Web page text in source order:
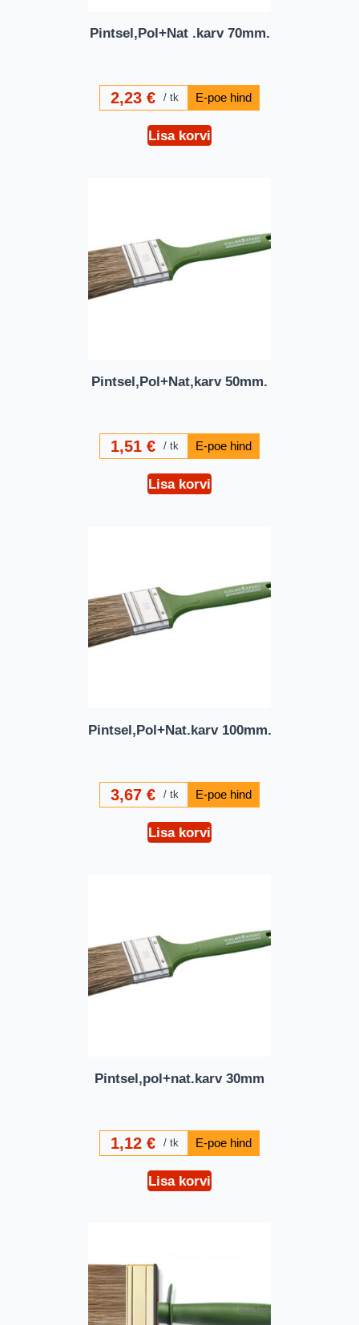
Pintsel,Pol+Nat .karv 70mm.
2,23€ tk
Lisa korvi
Pintsel,Pol+Nat,karv 50mm.
1,51€ tk
Lisa korvi
Pintsel,Pol+Nat.karv 100mm.
3,67€ tk
Lisa korvi
Pintsel,pol+nat.karv 30mm
1,12€ tk
Lisa korvi